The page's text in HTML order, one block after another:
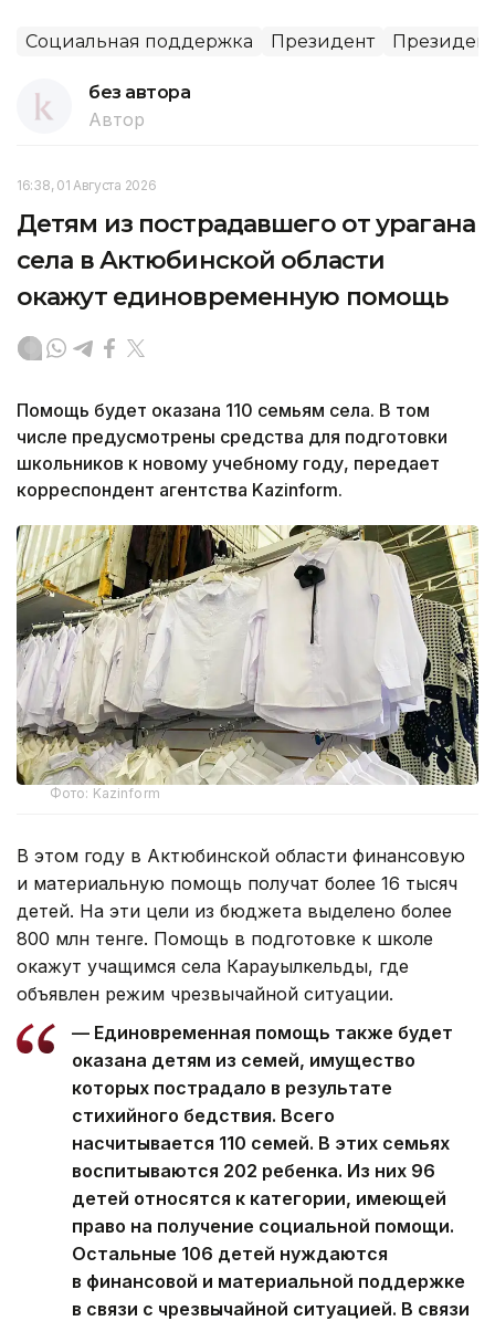
Социальная поддержка Президент Президент
без автора
Автор
16:38, 01 Августа 2026
Детям из пострадавшего от урагана
села в Актюбинской области
окажут единовременную помощь
Помощь будет оказана 110 семьям села. В том
числе предусмотрены средства для подготовки
школьников к новому учебному году, передает
корреспондент агентства Kazinform.
Фото: Kazinform
В этом году в Актюбинской области финансовую
и материальную помощь получат более 16 тысяч
детей. На эти цели из бюджета выделено более
800 млн тенге. Помощь в подготовке к школе
окажут учащимся села Карауылкельды, где
объявлен режим чрезвычайной ситуации.
— Единовременная помощь также будет
оказана детям из семей, имущество
которых пострадало в результате
стихийного бедствия. Всего
насчитывается 110 семей. В этих семьях
воспитываются 202 ребенка. Из них 96
детей относятся к категории, имеющей
право на получение социальной помощи.
Остальные 106 детей нуждаются
в финансовой и материальной поддержке
в связи с чрезвычайной ситуацией. В связи